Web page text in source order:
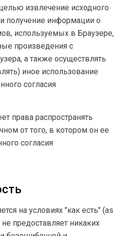
извлечение исходного
получение информации о
используемых в Браузере,
произведения с
а также осуществлять
иное использование
согласия
права распространять
от того, в котором он ее
согласия
на условиях "как есть" (as
предоставляет никаких